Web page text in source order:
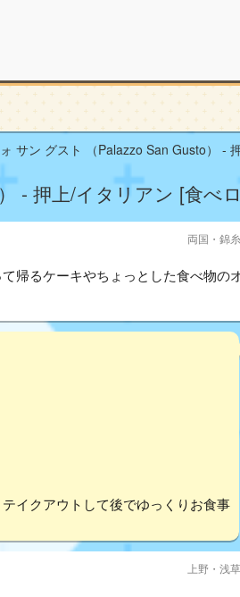
サン グスト （Palazzo San Gusto） -
- 押上/イタリアン [食べ
両国・錦
帰るケーキやちょっとした食べ物の
イクアウトして後でゆっくりお食事
上野・浅